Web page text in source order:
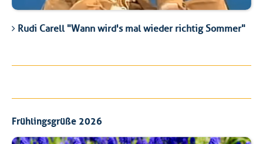
Rudi Carell "Wann wird's mal wieder richtig Sommer"
Frühlingsgrüße 2026